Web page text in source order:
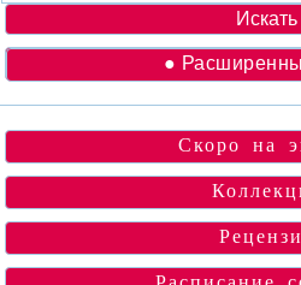
●
Скоро на